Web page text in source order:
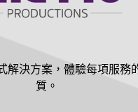
解決方案，體驗每項服務
質。